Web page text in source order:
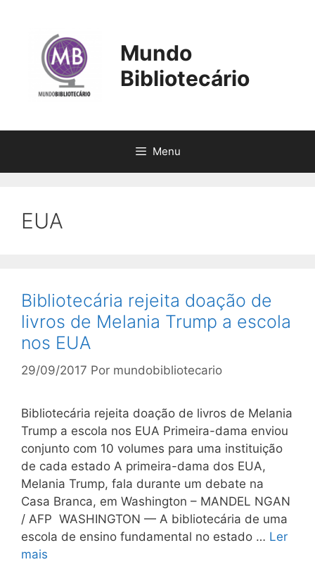
conteúdo
Mundo
Bibliotecário
Menu
EUA
Bibliotecária rejeita doação de
livros de Melania Trump a escola
nos EUA
29/09/2017 Por mundobibliotecario
Bibliotecária rejeita doação de livros de Melania
Trump a escola nos EUA Primeira-dama enviou
conjunto com 10 volumes para uma instituição
de cada estado A primeira-dama dos EUA,
Melania Trump, fala durante um debate na
Casa Branca, em Washington – MANDEL NGAN
/ AFP WASHINGTON — A bibliotecária de uma
escola de ensino fundamental no estado … Ler
mais